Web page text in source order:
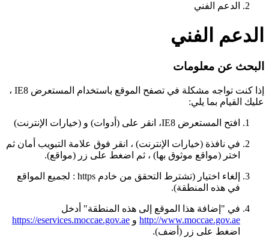
الدعم الفني
الدعم الفني
البحث عن معلومات
إذا كنت تواجه مشكلة في تصفح الموقع باستخدام المستعرض IE8 ،
عليك القيام بما يلي:
افتح المستعرض IE8، انقر على (أدوات) و (خيارات الإنترنت)
في نافذة (خيارات الإنترنت) ، انقر فوق علامة التبويب أمان ثم
اختر (مواقع موثوق بها) ، ثم اضغط على زر (مواقع).
إلغاء اختيار (تشترط التحقق من خادم https : لجميع المواقع
في هذه المنطقة).
في "إضافة هذا الموقع إلى هذه المنطقة" أدخل
http://www.moccae.gov.ae و https://eservices.moccae.gov.ae
اضغط على زر (أضف).